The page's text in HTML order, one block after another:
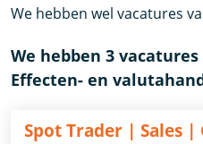
We hebben wel vacatures
We hebben 3
Effecten- en
Spot Trader | Sales |